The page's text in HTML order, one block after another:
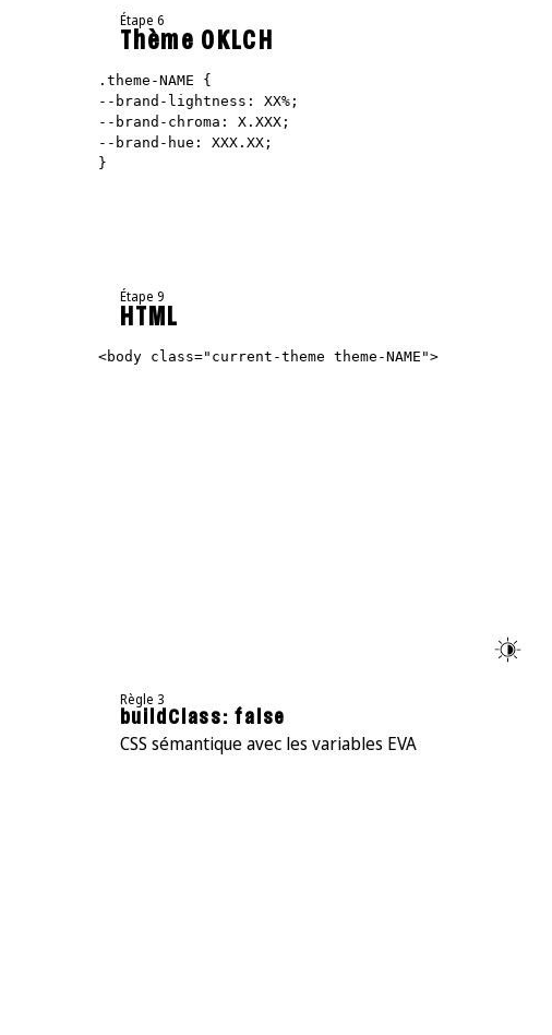
Étape 6
Thème OKLCH
.theme-NAME {
--brand-lightness: XX%;
--brand-chroma: X.XXX;
--brand-hue: XXX.XX;
}
Étape 9
HTML
<body class="current-theme theme-NAME">
Règle 3
buildClass: false
CSS sémantique avec les variables EVA